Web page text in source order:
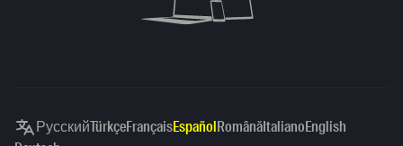
РусскийTürkçeFrançaisEspañolRomânăItalianoEnglish